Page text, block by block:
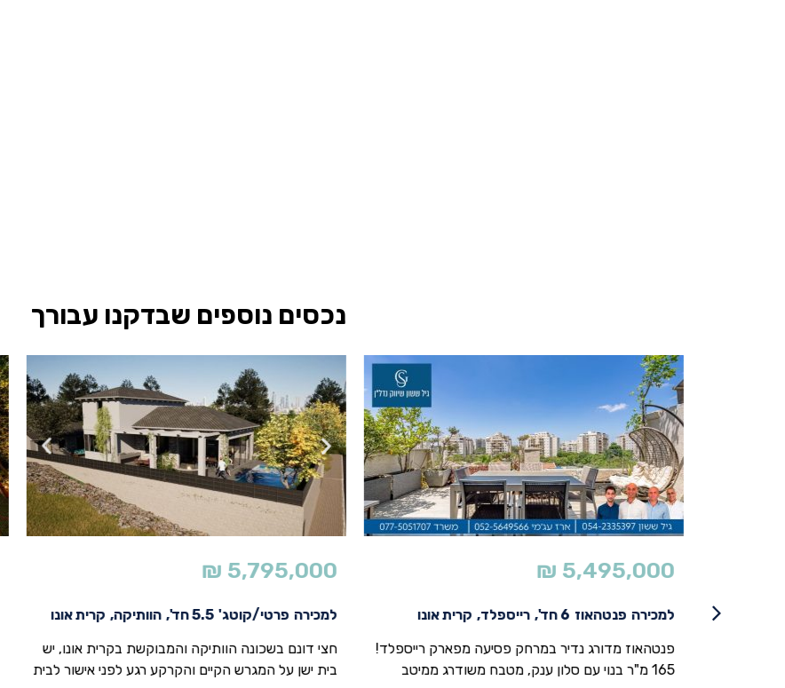
נכסים נוספים שבדקנו עבורך
5,495,000
₪
למכירה פנטהאוז 6 חד', רייספלד, קרית אונו
פנטהאוז מדורג נדיר במרחק פסיעה מפארק רייספלד!
165 מ"ר בנוי עם סלון ענק, מטבח משודרג ממיטב
5,795,000
₪
למכירה פרטי/קוטג' 5.5 חד', הוותיקה, קרית אונו
חצי דונם בשכונה הוותיקה והמבוקשת בקרית אונו, יש
בית ישן על המגרש הקיים והקרקע רגע לפני אישור לבית